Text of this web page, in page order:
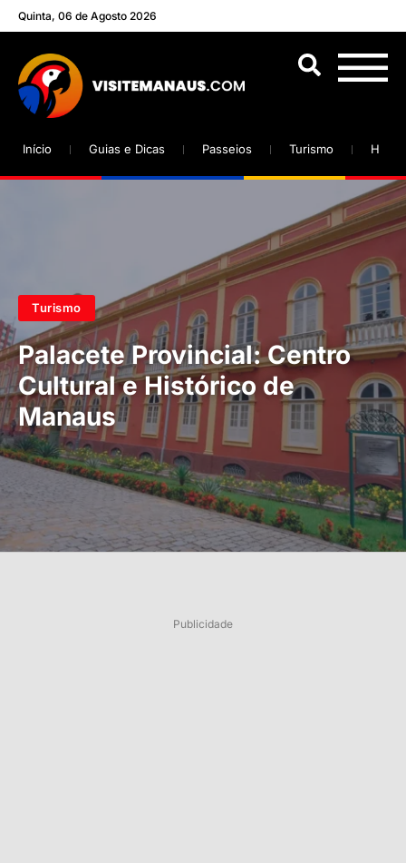
Quinta, 06 de Agosto 2026
Início Guias e Dicas Passeios Turismo Hotéis
Turismo
Palacete Provincial: Centro
Cultural e Histórico de
Manaus
Publicidade